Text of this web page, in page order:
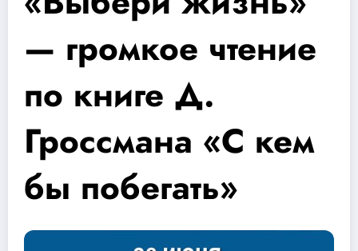
— громкое чтение
по книге Д.
Гроссмана «С кем
бы побегать»